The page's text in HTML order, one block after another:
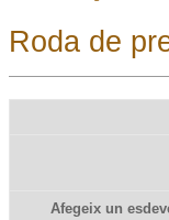
Roda de
Afegeix un